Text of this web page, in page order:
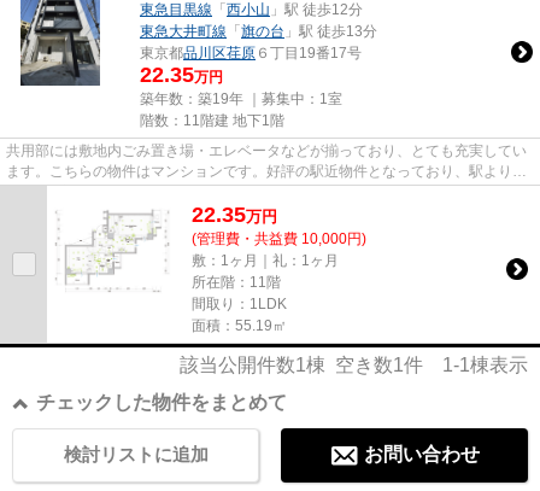
東急目黒線 「 西小山 」駅 徒歩12分
東急大井町線 「 旗の台 」駅 徒歩13分
東京都品川区荏原 ６丁目19番17号
22.35万円
築年数：築19年 ｜募集中： 1室
階数：11階建 地下1階
共用部には敷地内ごみ置き場・エレベータなどが揃っており、とても充実してい
ます。こちらの物件はマンションです。好評の駅近物件となっており、駅より徒
22.35万円
(管理費・共益費 10,000円)
敷：1ヶ月｜礼：1ヶ月
所在階：11階
間取り：1LDK
面積：55.19㎡
該当公開件数1棟 空き数1件 1-1棟表示
チェックした物件をまとめて
お問い合わせ
検討リストに追加